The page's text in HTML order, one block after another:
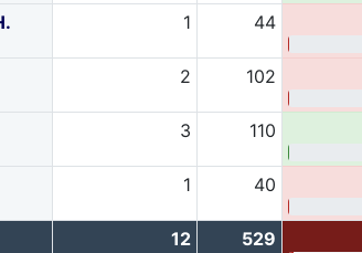
1 44
2 102
3 110
1 40
12 529